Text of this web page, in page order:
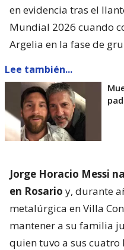
en evidencia tras el
Mundial 2026 cuando
Argelia en la fase de
Lee también...
Jorge Horacio Messi
en Rosario y, durante
metalúrgica en Villa
mantener a su familia
quien tuvo a sus cuatro